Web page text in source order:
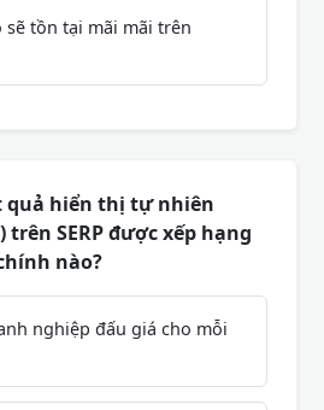
sẽ tồn tại mãi mãi trên
quả hiển thị tự nhiên
trên SERP được xếp hạng
nào?
nghiệp đấu giá cho mỗi